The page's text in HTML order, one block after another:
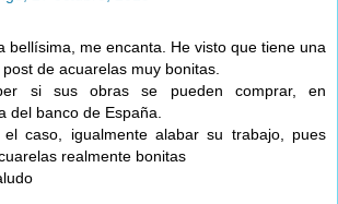
bellísima, me encanta. He visto que tiene una
de acuarelas muy bonitas.
si sus obras se pueden comprar, en
del banco de España.
caso, igualmente alabar su trabajo, pues
realmente bonitas